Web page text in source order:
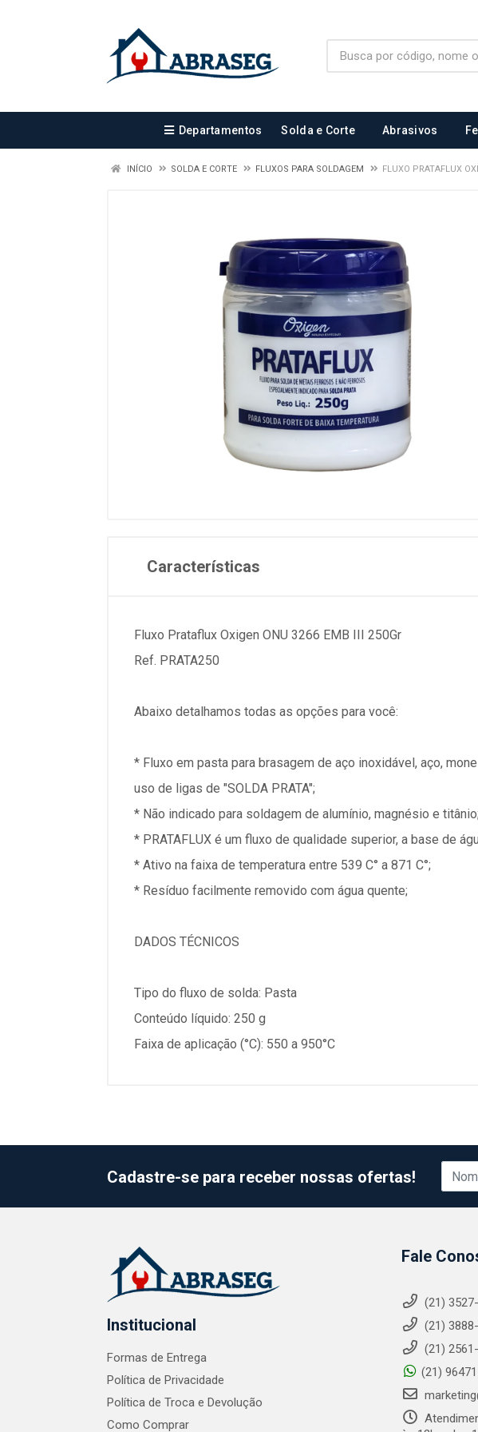
Departamentos Solda e Corte Abrasivos
INÍCIO SOLDA E CORTE FLUXOS PARA SOLDAGEM FLUXO PRATAFLUX
Características
Fluxo Prataflux Oxigen ONU 3266 EMB III 250Gr
Ref. PRATA250
Abaixo detalhamos todas as opções para você:
* Fluxo em pasta para brasagem de aço inoxidável, aço,
uso de ligas de "SOLDA PRATA";
* Não indicado para soldagem de alumínio, magnésio e titânio;
* PRATAFLUX é um fluxo de qualidade superior, a base de
* Ativo na faixa de temperatura entre 539 C° a 871 C°;
* Resíduo facilmente removido com água quente;
DADOS TÉCNICOS
Tipo do fluxo de solda: Pasta
Conteúdo líquido: 250 g
Faixa de aplicação (°C): 550 a 950°C
Cadastre-se para receber nossas ofertas!
Institucional
Formas de Entrega
Política de Privacidade
Política de Troca e Devolução
Como Comprar
Fale
(21)
(21)
(21)
(21)